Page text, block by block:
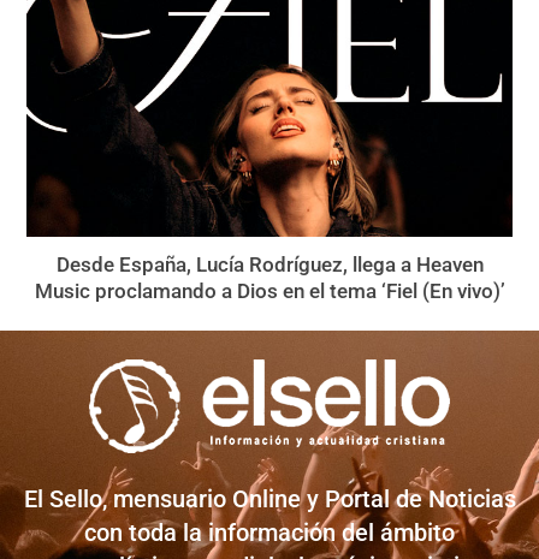
Desde España, Lucía Rodríguez, llega a Heaven
Music proclamando a Dios en el tema ‘Fiel (En vivo)’
El Sello, mensuario Online y Portal de Noticias
con toda la información del ámbito